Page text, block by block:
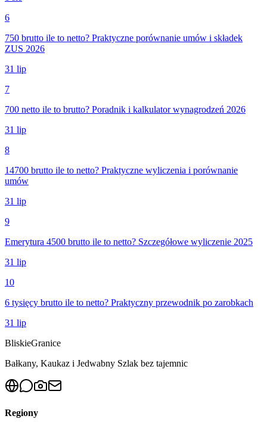
6
750 brutto ile to netto? Praktyczne porównanie umów i składek
ZUS 2026
31 lip
7
700 netto ile to brutto? Poradnik i kalkulator wynagrodzeń 2026
31 lip
8
14700 brutto ile to netto? Praktyczne wyliczenia i porównanie
umów
31 lip
9
Emerytura 4500 brutto ile to netto? Szczegółowe wyliczenie 2025
31 lip
10
6 tysięcy brutto ile to netto? Praktyczny przewodnik po zarobkach
31 lip
BliskieGranice
Bałkany, Kaukaz i Jedwabny Szlak bez tajemnic
Regiony